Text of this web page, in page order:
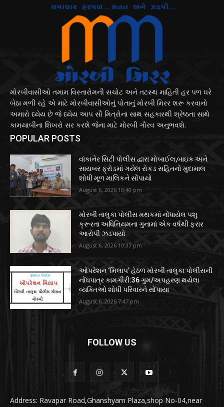
મોરબીવાસીઓ તમામ વિસ્તારોમની સચોટ અને તટસ્થ માહિતી હર પળ ઘરે
બેઠા મળી રહે એ માટે મોરબીવાસીઓનું પોતાનું મોરબી મિરર શરૂ કરવાનો
અમારો ધ્યેય છે જે ધ્યેય આપ સૌ મિત્રોના સાથ સહકારથી શ્રેષ્ઠતા સાથે
કામયાબીના શિખરો સર કરશે જેના માટે મોરબી ગૌરવ અનુભવશે.
POPULAR POSTS
વાંકાનેર સિટી પોલીસ દ્વારા મોબાઈલ,બાઇક અને
સાયબર ફ્રોડમાં ગયેલ રોકડ સહિતનો મુદામાલ
શોધી મૂળ માલિકને સોંપાયો
August 6, 2026 10:40 pm
મોરબી તાલુકા પોલીસ મથકમાં નોંધાયેલ પશુ
ક્રૂરતા અધિનિયમના ગુનામાં એક વર્ષથી ફરાર
આરોપી ઝડપાયો
August 6, 2026 10:37 pm
ઓપરેશન ‘મિલાપ’ હેઠળ મોરબી તાલુકા પોલીસની
નોંધપાત્ર કામગીરી:36 ગુમ/અપહરણ થયેલા
વ્યક્તિઓ શોધી પરિવારને સોંપાયા
August 6, 2026 7:47 pm
FOLLOW US
Address: Ravapar Road,Ghanshyam Plaza,shop No-04,near